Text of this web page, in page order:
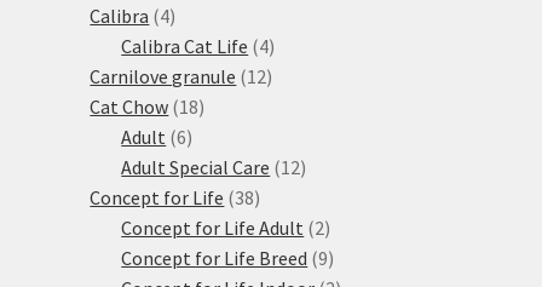
Calibra 44
produkty
Calibra Cat Life 44
produkty
Carnilove granule 1212
Cat Chow 1818
Adult 66
produktů
Adult Special Care 1212
Concept for Life 3838
produktů
Concept for Life Adult 22
produkty
Concept for Life Breed 99